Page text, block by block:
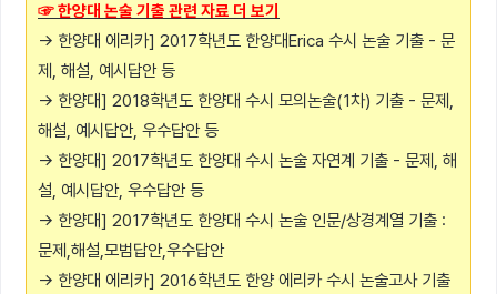
☞ 한양대 논술 기출 관련 자료 더 보기
→ 한양대 에리카] 2017학년도 한양대Erica 수시 논술 기출 - 문
제, 해설, 예시답안 등
→ 한양대] 2018학년도 한양대 수시 모의논술(1차) 기출 - 문제,
해설, 예시답안, 우수답안 등
→ 한양대] 2017학년도 한양대 수시 논술 자연계 기출 - 문제, 해
설, 예시답안, 우수답안 등
→ 한양대] 2017학년도 한양대 수시 논술 인문/상경계열 기출 :
문제,해설,모범답안,우수답안
→ 한양대 에리카] 2016학년도 한양 에리카 수시 논술고사 기출